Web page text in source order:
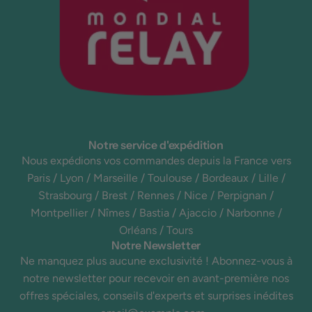
Notre service d'expédition
Nous expédions vos commandes depuis la France vers
Paris / Lyon / Marseille / Toulouse / Bordeaux / Lille /
Strasbourg / Brest / Rennes / Nice / Perpignan /
Montpellier / Nîmes / Bastia / Ajaccio / Narbonne /
Orléans / Tours
Notre Newsletter
Ne manquez plus aucune exclusivité ! Abonnez-vous à
notre newsletter pour recevoir en avant-première nos
offres spéciales, conseils d'experts et surprises inédites